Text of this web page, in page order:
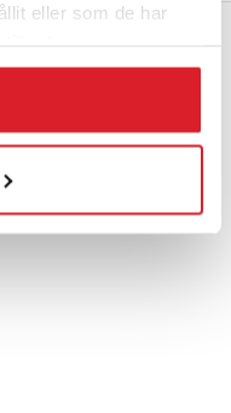
eller som de har